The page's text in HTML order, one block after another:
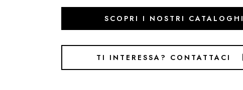
SCOPRI I NOSTRI CATALOGHI
TI INTERESSA? CONTATTACI